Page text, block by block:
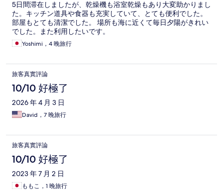
5日間滞在しましたが、乾燥機も浴室乾燥もあり大変助かりまし
た。キッチン道具や食器も充実していて、とても便利でした。
部屋もとても清潔でした。 場所も海に近くて毎日夕陽がきれい
でした。また利用したいです。
Yoshimi，4 晚旅行
旅客真實評論
10/10 好極了
2026 年 4 月 3 日
David，7 晚旅行
旅客真實評論
10/10 好極了
2023 年 7 月 2 日
ももこ，1 晚旅行